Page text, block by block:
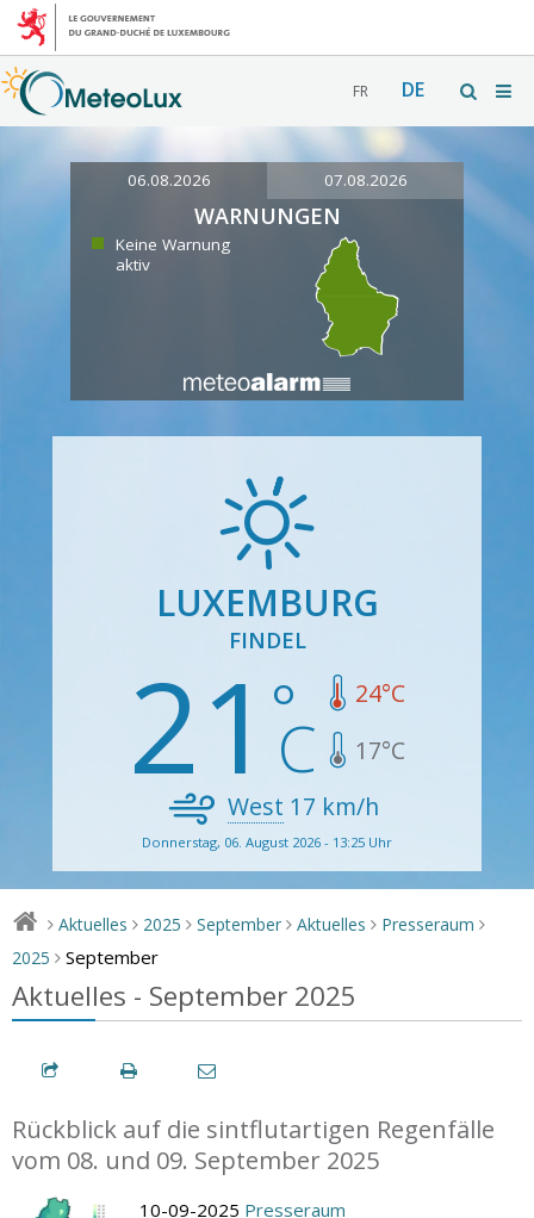
FR DE
06.08.2026 07.08.2026
WARNUNGEN
Keine Warnung
aktiv
LUXEMBURG
FINDEL
21 24°C
17°C
West 17 km/h
Donnerstag, 06. August 2026 - 13:25 Uhr
> Aktuelles > 2025 > September > Aktuelles > Presseraum >
2025 > September
Aktuelles - September 2025
Rückblick auf die sintflutartigen Regenfälle
vom 08. und 09. September 2025
10-09-2025 Presseraum